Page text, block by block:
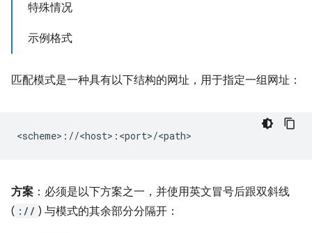
特殊情况
示例格式
匹配模式是一种具有以下结构的网址，用于指定一组网址：
方案 ：必须是以下方案之一，并使用英文冒号后跟双斜线
( :// ) 与模式的其余部分分隔开：